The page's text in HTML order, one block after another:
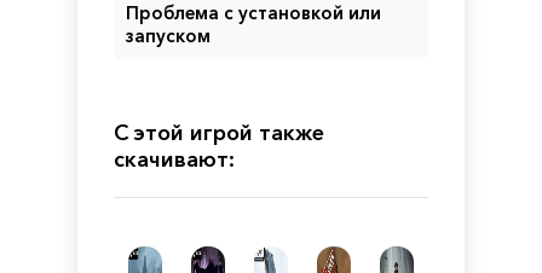
Проблема с установкой или
запуском
С этой игрой также
скачивают: